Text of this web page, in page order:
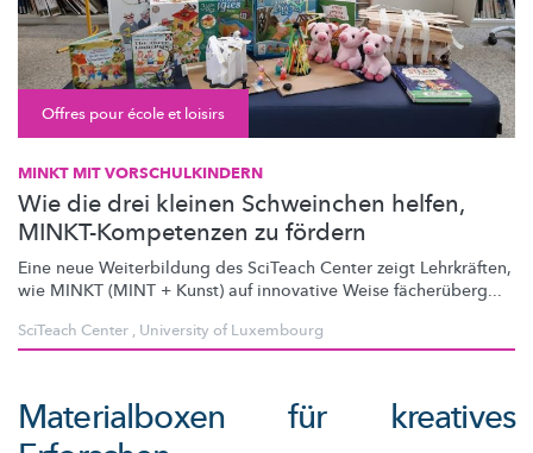
Offres pour école et loisirs
MINKT MIT VORSCHULKINDERN
Wie die drei kleinen Schweinchen helfen,
MINKT-Kompetenzen zu fördern
Eine neue Weiterbildung des SciTeach Center zeigt Lehrkräften,
wie MINKT (MINT + Kunst) auf innovative Weise fächerüberg...
SciTeach Center , University of Luxembourg
Materialboxen für kreatives